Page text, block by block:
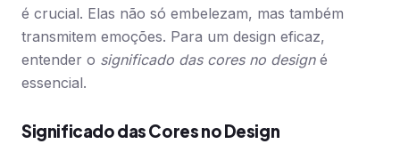
é crucial. Elas não só embelezam, mas também
transmitem emoções. Para um design eficaz,
entender o significado das cores no designé
essencial.
Significado das Cores no Design